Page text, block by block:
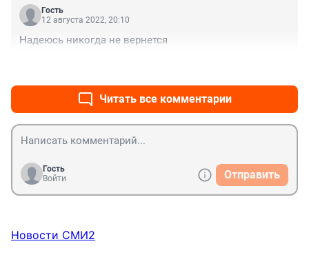
Гость
12 августа 2022, 20:10
Надеюсь никогда не вернется
Читать все комментарии
Гость
Войти
Отправить
Новости СМИ2